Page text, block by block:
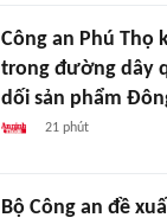
Công an Phú Thọ
trong đường dây
dối sản phẩm
21 phút
Bộ Công an đề